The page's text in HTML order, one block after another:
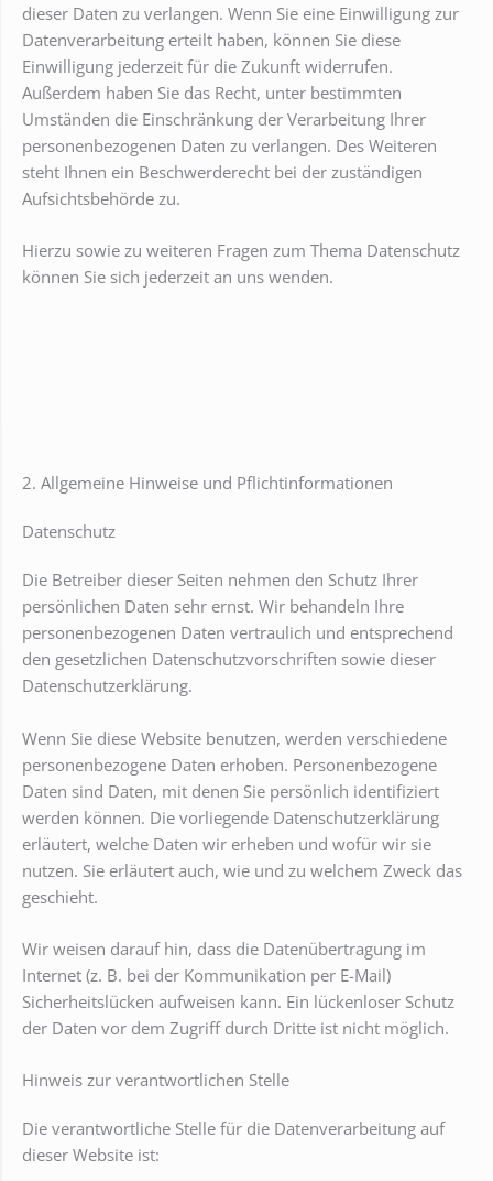
dieser Daten zu verlangen. Wenn Sie eine Einwilligung zur
Datenverarbeitung erteilt haben, können Sie diese
Einwilligung jederzeit für die Zukunft widerrufen.
Außerdem haben Sie das Recht, unter bestimmten
Umständen die Einschränkung der Verarbeitung Ihrer
personenbezogenen Daten zu verlangen. Des Weiteren
steht Ihnen ein Beschwerderecht bei der zuständigen
Aufsichtsbehörde zu.
Hierzu sowie zu weiteren Fragen zum Thema Datenschutz
können Sie sich jederzeit an uns wenden.
2. Allgemeine Hinweise und Pflicht­informationen
Datenschutz
Die Betreiber dieser Seiten nehmen den Schutz Ihrer
persönlichen Daten sehr ernst. Wir behandeln Ihre
personenbezogenen Daten vertraulich und entsprechend
den gesetzlichen Datenschutzvorschriften sowie dieser
Datenschutzerklärung.
Wenn Sie diese Website benutzen, werden verschiedene
personenbezogene Daten erhoben. Personenbezogene
Daten sind Daten, mit denen Sie persönlich identifiziert
werden können. Die vorliegende Datenschutzerklärung
erläutert, welche Daten wir erheben und wofür wir sie
nutzen. Sie erläutert auch, wie und zu welchem Zweck das
geschieht.
Wir weisen darauf hin, dass die Datenübertragung im
Internet (z. B. bei der Kommunikation per E-Mail)
Sicherheitslücken aufweisen kann. Ein lückenloser Schutz
der Daten vor dem Zugriff durch Dritte ist nicht möglich.
Hinweis zur verantwortlichen Stelle
Die verantwortliche Stelle für die Datenverarbeitung auf
dieser Website ist: